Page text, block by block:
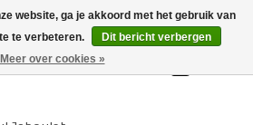
website, ga je akkoord met het gebruik van
te verbeteren.
Dit bericht verbergen
Meer over cookies »